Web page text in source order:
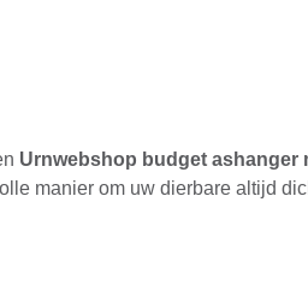
Urnwebshop budget ashanger
manier om uw dierbare altijd